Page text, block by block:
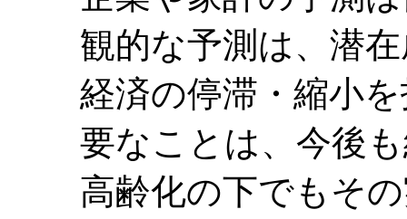
観的な予測は、潜
経済の停滞・縮小
要なことは、今後
高齢化の下でもそ